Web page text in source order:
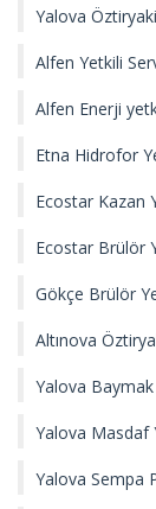
Yalova
Alfen Yetkili
Alfen Enerji
Etna Hidrofor
Ecostar Kazan
Ecostar Brülör
Gökçe Brülör
Altınova
Yalova
Yalova Masdaf
Yalova Sempa